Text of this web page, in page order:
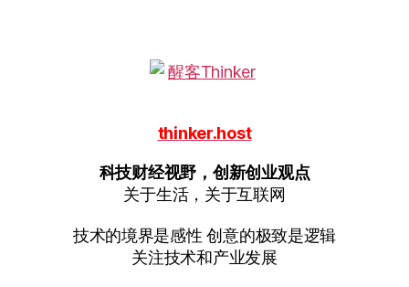
thinker.host
科技财经视野，创新创业观点
关于生活，关于互联网
技术的境界是感性 创意的极致是逻辑
关注技术和产业发展